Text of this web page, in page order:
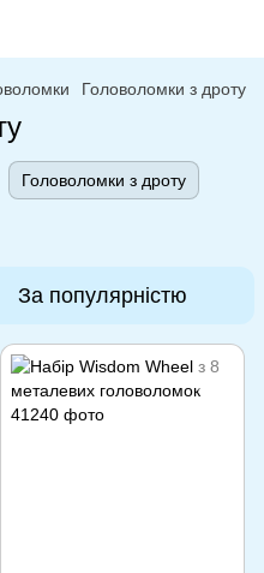
Головоломки з дроту
Головоломки з дроту
За популярністю